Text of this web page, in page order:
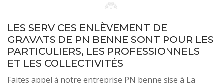
LES SERVICES ENLÈVEMENT DE
GRAVATS DE PN BENNE SONT POUR LES
PARTICULIERS, LES PROFESSIONNELS
ET LES COLLECTIVITÉS
Faites appel à notre entreprise PN benne sise à La